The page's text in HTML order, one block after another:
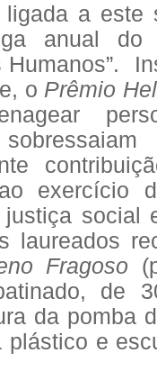
ligada a este
anual do
o Prêmio
exercício
justiça social
laureados
Fragoso
de
da pomba
e